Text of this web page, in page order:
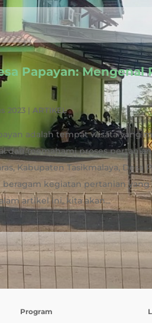
Papayan: Mengenal
2023 | ARTIKEL
adalah tempat wisata yang
dan memahami proses pertanian
Kabupaten Tasikmalaya, Desa
beragam kegiatan pertanian
artikel ini, kita akan...
Program